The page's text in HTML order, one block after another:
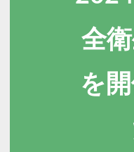
全
を